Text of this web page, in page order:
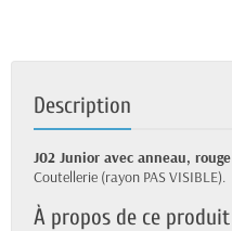
Description
J02 Junior avec anneau, rouge
Coutellerie (rayon PAS VISIBLE).
À propos de ce produit